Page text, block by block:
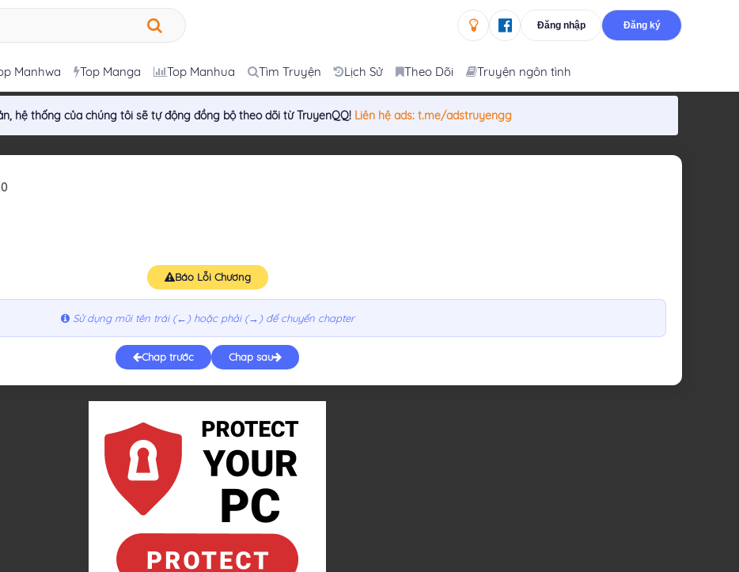
Đăng nhập Đăng ký
Manhwa Top Manga Top Manhua Tìm Truyện Lịch Sử Theo Dõi Truyện ngôn tình
hệ thống của chúng tôi sẽ tự động đồng bộ theo dõi từ TruyenQQ! Liên hệ ads: t.me/adstruyengg
Báo Lỗi Chương
Sử dụng mũi tên trái (←) hoặc phải (→) để chuyển chapter
Chap trước Chap sau